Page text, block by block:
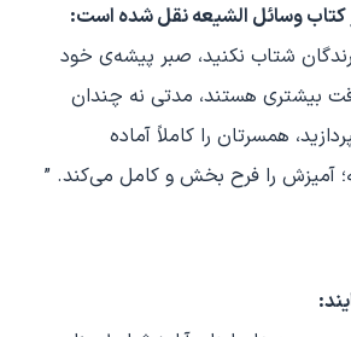
کتاب وسائل الشیعه نقل شده است:
شتاب نکنید، صبر پیشه‌ی خود
بیشتری هستند، مدتی نه چندان
همسرتان را کاملاً آماده
آمیزش را فرح بخش و کامل می‌کند. ”